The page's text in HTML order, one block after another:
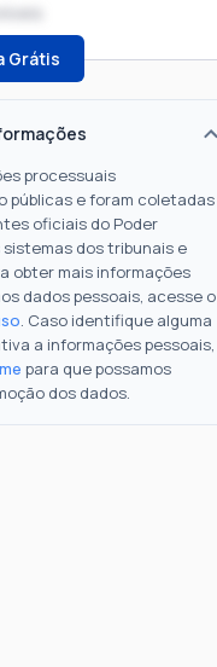
Grátis
processuais
públicas e foram coletadas
oficiais do Poder
dos tribunais e
obter mais informações
dados pessoais, acesse o
. Caso identifique alguma
a informações pessoais,
para que possamos
dos dados.